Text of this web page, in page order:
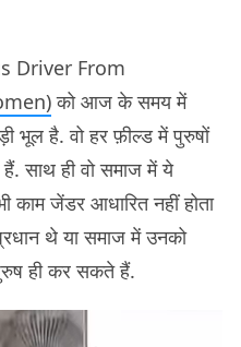
Driver From
को आज के समय में
भूल है. वो हर फ़ील्ड में पुरुषों
साथ ही वो समाज में ये
काम जेंडर आधारित नहीं होता
थे या समाज में उनको
ही कर सकते हैं.